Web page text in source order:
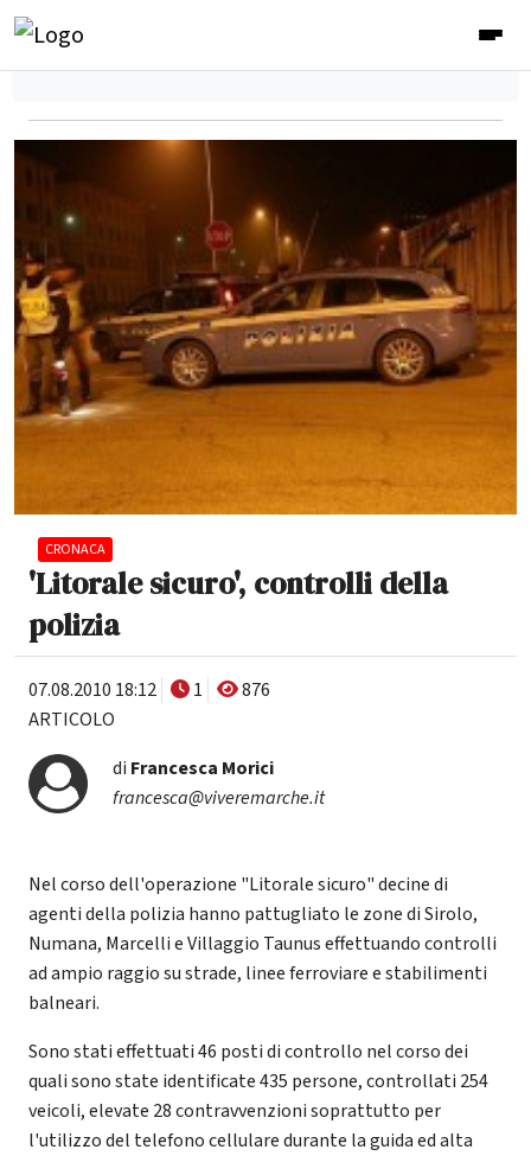
CRONACA
'Litorale sicuro', controlli della
polizia
07.08.2010 18:12 1
876
ARTICOLO
di Francesca Morici
francesca@viveremarche.it
Nel corso dell'operazione "Litorale sicuro" decine di
agenti della polizia hanno pattugliato le zone di Sirolo,
Numana, Marcelli e Villaggio Taunus effettuando controlli
ad ampio raggio su strade, linee ferroviare e stabilimenti
balneari.
Sono stati effettuati 46 posti di controllo nel corso dei
quali sono state identificate 435 persone, controllati 254
veicoli, elevate 28 contravvenzioni soprattutto per
l'utilizzo del telefono cellulare durante la guida ed alta